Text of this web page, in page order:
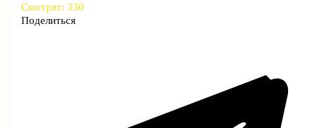
Смотрят: 330
Поделиться